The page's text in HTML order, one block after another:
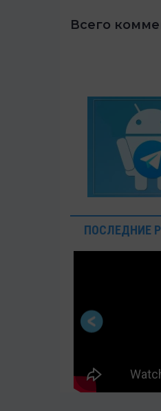
Всего
ПОСЛЕДНИЕ